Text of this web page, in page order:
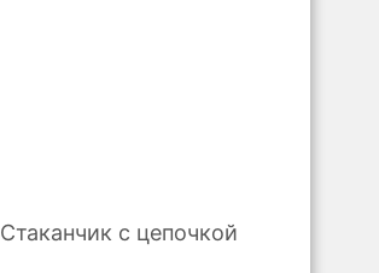
Стаканчик с цепочкой